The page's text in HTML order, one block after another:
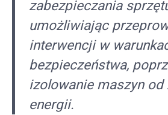
zabezpieczania
umożliwiając
interwencji w
bezpieczeństwa,
izolowanie maszyn od
energii.